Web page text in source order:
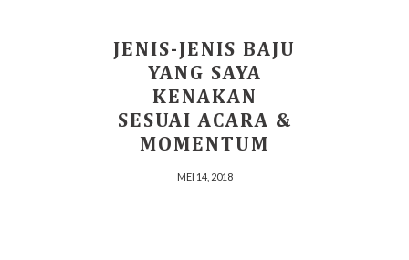
JENIS-JENIS BAJU
YANG SAYA
KENAKAN
SESUAI ACARA &
MOMENTUM
MEI 14, 2018